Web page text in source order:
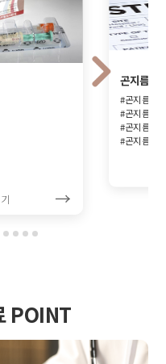
곤지름
#곤지름이
#곤지름 증
#곤지름 치
#곤지름 예
POINT